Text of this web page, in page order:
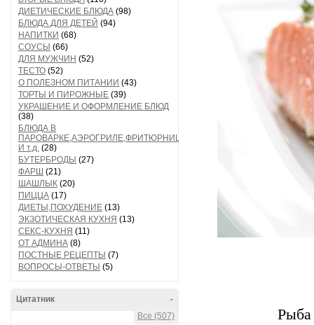
ДИЕТИЧЕСКИЕ БЛЮДА (98)
БЛЮДА ДЛЯ ДЕТЕЙ (94)
НАПИТКИ (68)
СОУСЫ (66)
ДЛЯ МУЖЧИН (52)
ТЕСТО (52)
О ПОЛЕЗНОМ ПИТАНИИ (43)
ТОРТЫ И ПИРОЖНЫЕ (39)
УКРАШЕНИЕ И ОФОРМЛЕНИЕ БЛЮД
(38)
БЛЮДА В
ПАРОВАРКЕ,АЭРОГРИЛЕ,ФРИТЮРНИЦЕ
И т.д. (28)
БУТЕРБРОДЫ (27)
ФАРШ (21)
ШАШЛЫК (20)
ПИЦЦА (17)
ДИЕТЫ,ПОХУДЕНИЕ (13)
ЭКЗОТИЧЕСКАЯ КУХНЯ (13)
СЕКС-КУХНЯ (11)
ОТ АДМИНА (8)
ПОСТНЫЕ РЕЦЕПТЫ (7)
ВОПРОСЫ-ОТВЕТЫ (5)
-
Цитатник
Все (507)
Рыба